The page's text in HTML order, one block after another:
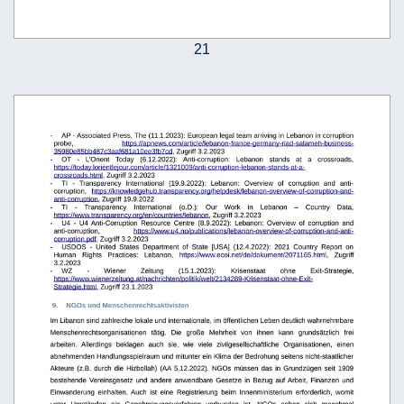
21
-
AP - Associated Press, The (11.1.2023): European legal team arriving in Lebanon in corruption
probe,
https://apnews.com/article/lebanon-france-germany-riad-salameh-business-
35980e85bb487c3aaf681a10ee3fb7cd, Zugriff 3.2.2023
-
OT   -   L’Orient   Today   (6.12.2022):   Anti-corruption:   Lebanon   stands   at   a   crossroads,
https://today.lorientlejour.com/article/1321009/anti-corruption-lebanon-stands-at-a-
crossroads.html, Zugriff 3.2.2023
-
TI   -   Transparency   International   (19.9.2022):   Lebanon:   Overview   of   corruption   and   anti-
corruption,
https://knowledgehub.transparency.org/helpdesk/lebanon-overview-of-corruption-and-
anti-corruption, Zugriff 19.9.2022
-
TI - Transparency International (o.D.): Our Work in Lebanon – Country
Data,
https://www.transparency.org/en/countries/lebanon, Zugriff 3.2.2023
-
U4   -   U4  Anti-Corruption   Resource   Centre   (8.9.2022):   Lebanon:   Overview   of   corruption   and
anti-corruption,
https://www.u4.no/publications/lebanon-overview-of-corruption-and-anti-
corruption.pdf, Zugriff 3.2.2023
-
USDOS   -   United   States   Department   of   State   [USA]   (12.4.2022):   2021   Country   Report   on
Human   Rights   Practices:   Lebanon,
https://www.ecoi.net/de/dokument/2071165.html,   Zugriff
3.2.2023
-
WZ - Wiener Zeitung (15.1.2023): Krisenstaat ohne
Exit-Strategie,
https://www.wienerzeitung.at/nachrichten/politik/welt/2134289-Krisenstaat-ohne-Exit-
Strategie.html, Zugriff 23.1.2023
9.
NGOs und Menschenrechtsaktivisten
Im Libanon sind zahlreiche lokale und internationale, im öffentlichen Leben deutlich wahrnehmbare
Menschenrechtsorganisationen   tätig.   Die   große   Mehrheit   von   ihnen   kann   grundsätzlich   frei
arbeiten.   Allerdings   beklagen   auch   sie,   wie   viele   zivilgesellschaftliche   Organisationen,   einen
abnehmenden Handlungsspielraum und mitunter ein Klima der Bedrohung seitens nicht-staatlicher
Akteure (z.B. durch die Hizbollah) (AA 5.12.2022). NGOs müssen das in Grundzügen seit 1909
bestehende Vereinsgesetz und andere anwendbare Gesetze in Bezug auf Arbeit, Finanzen und
Einwanderung   einhalten.  Auch   ist   eine   Registrierung   beim   Innenministerium   erforderlich,   womit